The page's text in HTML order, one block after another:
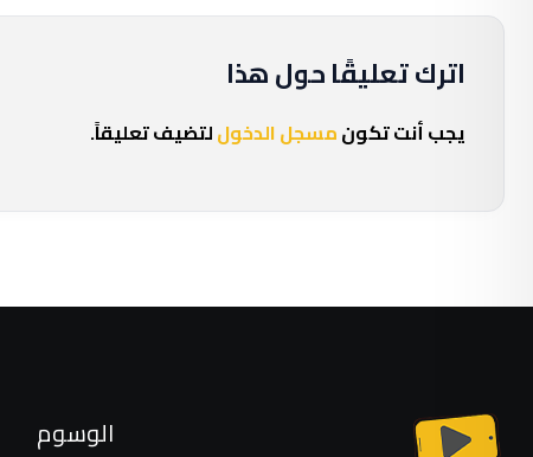
اترك تعليقًا حول هذا
يجب أنت تكونمسجل الدخوللتضيف تعليقاً.
الوسوم